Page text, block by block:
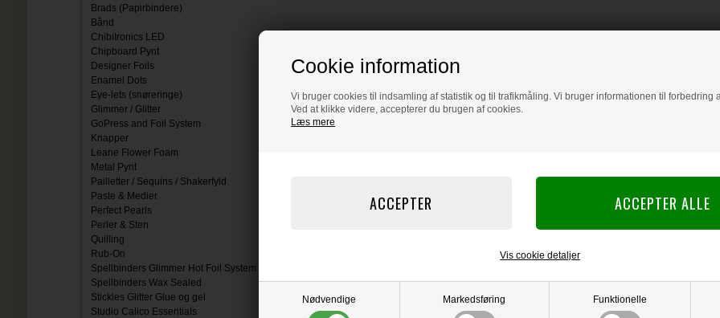
Cookie information
Vi bruger cookies til indsamling af statistik og til trafikmåling. Vi bruger informationen til forbedring
Ved at klikke videre, accepterer du brugen af cookies.
Læs mere
Nødvendige Markedsføring Funktionelle
Vis cookie detaljer
Brads (Papirbindere)
Bånd
Chibitronics LED
Chipboard Pynt
Designer Foils
Enamel Dots
Eye-lets (snøreringe)
Glimmer / Glitter
GoPress and Foil System
Knapper
Leane Flower Foam
Metal Pynt
Pailletter / Sequins / Shakerfyld
Paste & Medier
Perfect Pearls
Perler & Sten
Quilling
Rub-On
Spellbinders Glimmer Hot Foil System
Spellbinders Wax Sealed
Stickles Glitter Glue og gel
Studio Calico Essentials